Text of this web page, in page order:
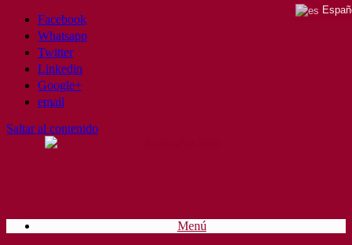
Facebook
Whatsapp
Twitter
Linkedin
Google+
email
Saltar al contenido
Menú